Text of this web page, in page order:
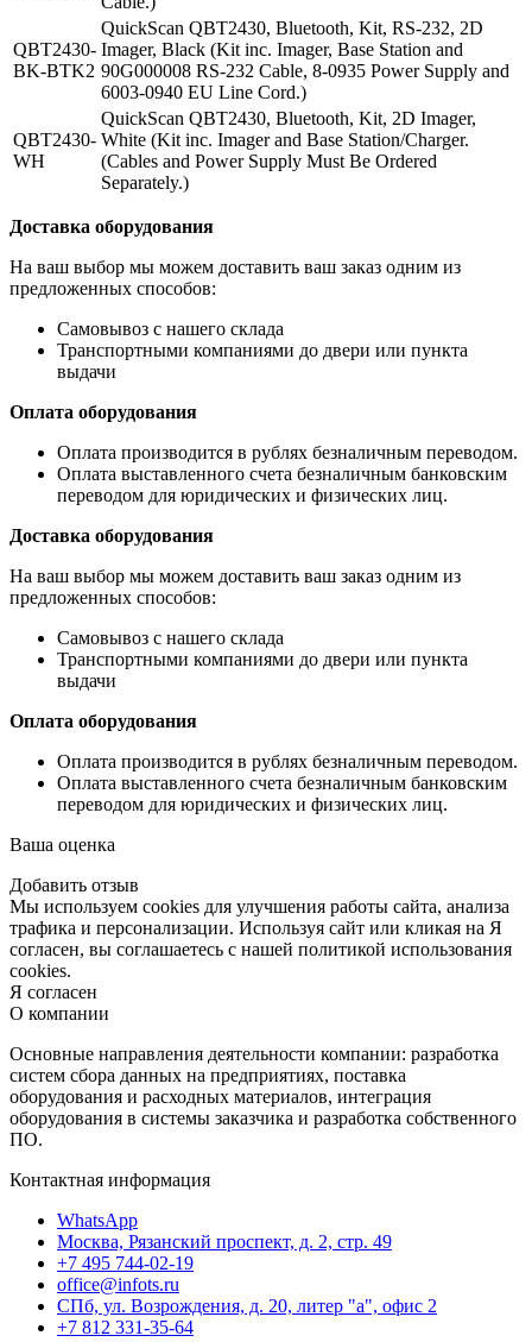
QBT2430-
BK-BTK2
QuickScan QBT2430, Bluetooth, Kit, RS-232, 2D
Imager, Black (Kit inc. Imager, Base Station and
90G000008 RS-232 Cable, 8-0935 Power Supply and
6003-0940 EU Line Cord.)
QBT2430-
WH
QuickScan QBT2430, Bluetooth, Kit, 2D Imager,
White (Kit inc. Imager and Base Station/Charger.
(Cables and Power Supply Must Be Ordered
Separately.)
Доставка оборудования
На ваш выбор мы можем доставить ваш заказ одним из
предложенных способов:
Самовывоз с нашего склада
Транспортными компаниями до двери или пункта
выдачи
Оплата оборудования
Оплата производится в рублях безналичным переводом.
Оплата выставленного счета безналичным банковским
переводом для юридических и физических лиц.
Доставка оборудования
На ваш выбор мы можем доставить ваш заказ одним из
предложенных способов:
Самовывоз с нашего склада
Транспортными компаниями до двери или пункта
выдачи
Оплата оборудования
Оплата производится в рублях безналичным переводом.
Оплата выставленного счета безналичным банковским
переводом для юридических и физических лиц.
Ваша оценка
Добавить отзыв
Мы используем cookies для улучшения работы сайта, анализа
трафика и персонализации. Используя сайт или кликая на Я
согласен, вы соглашаетесь с нашей политикой использования
cookies.
Я согласен
О компании
Основные направления деятельности компании: разработка
систем сбора данных на предприятиях, поставка
оборудования и расходных материалов, интеграция
оборудования в системы заказчика и разработка собственного
ПО.
Контактная информация
WhatsApp
Москва, Рязанский проспект, д. 2, стр. 49
+7 495 744-02-19
office@infots.ru
СПб, ул. Возрождения, д. 20, литер "a", офис 2
+7 812 331-35-64